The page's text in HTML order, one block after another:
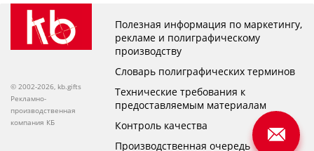
© 2002-2026, kb.gifts
Рекламно-
производственная
компания КБ
Полезная информация по маркетингу,
рекламе и полиграфическому
производству
Словарь полиграфических терминов
Технические требования к
предоставляемым материалам
Контроль качества
Производственная очередь